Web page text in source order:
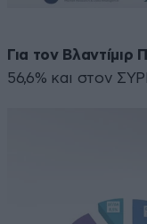
Για τον Βλαντίμιρ
56,6% και στον